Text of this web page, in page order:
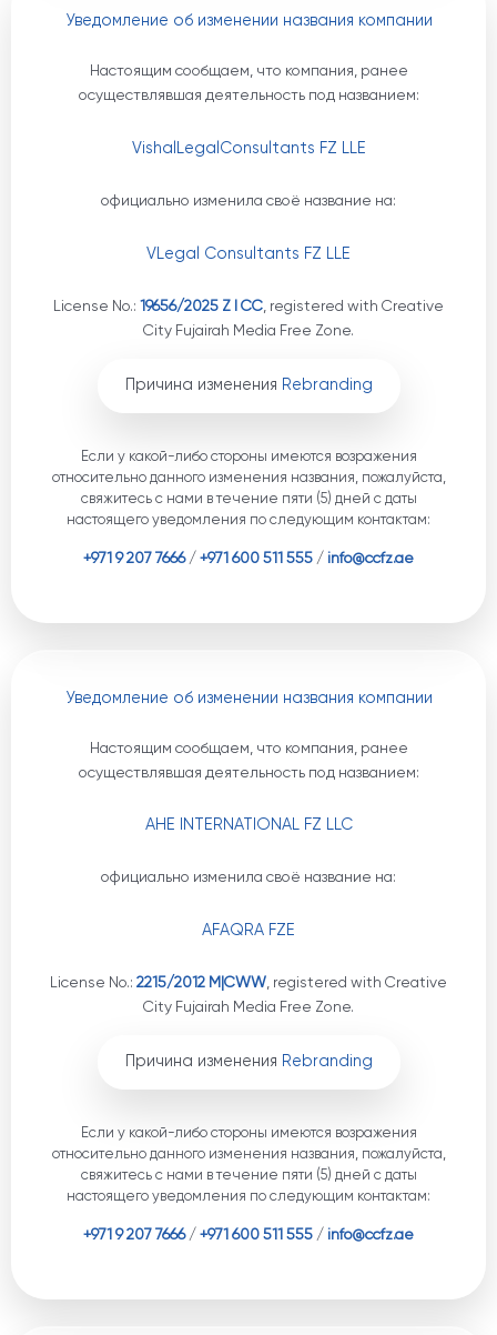
Уведомление об изменении названия компании
Настоящим сообщаем, что компания, ранее
осуществлявшая деятельность под названием:
VishalLegalConsultants FZ LLE
официально изменила своё название на:
VLegal Consultants FZ LLE
License No.: 19656/2025 Z I CC , registered with Creative
City Fujairah Media Free Zone.
Причина изменения Rebranding
Если у какой-либо стороны имеются возражения
относительно данного изменения названия, пожалуйста,
свяжитесь с нами в течение пяти (5) дней с даты
настоящего уведомления по следующим контактам:
+971 9 207 7666/ +971 600 511 555 / info@ccfz.ae
Уведомление об изменении названия компании
Настоящим сообщаем, что компания, ранее
осуществлявшая деятельность под названием:
AHE INTERNATIONAL FZ LLC
официально изменила своё название на:
AFAQRA FZE
License No.: 2215/2012 M|CWW, registered with Creative
City Fujairah Media Free Zone.
Причина изменения Rebranding
Если у какой-либо стороны имеются возражения
относительно данного изменения названия, пожалуйста,
свяжитесь с нами в течение пяти (5) дней с даты
настоящего уведомления по следующим контактам:
+971 9 207 7666/ +971 600 511 555 / info@ccfz.ae